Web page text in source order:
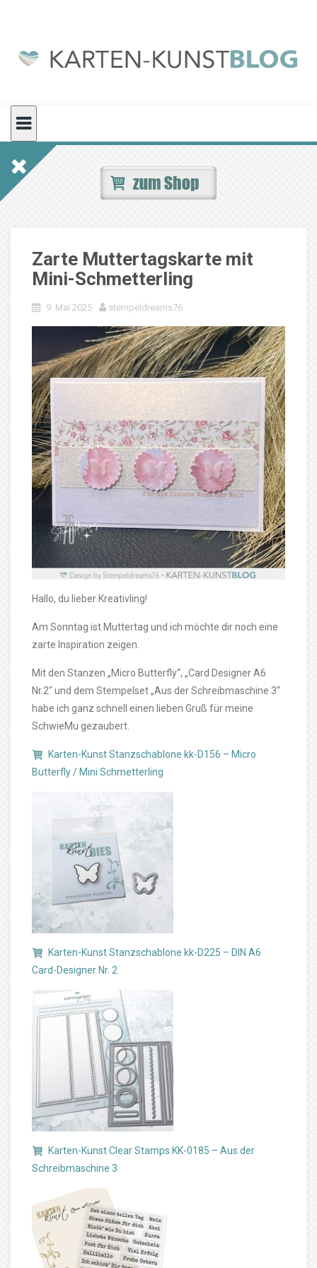
Zarte Muttertagskarte mit
Mini-Schmetterling
9. Mai 2025 stempeldreams76
Hallo, du lieber Kreativling!
Am Sonntag ist Muttertag und ich möchte dir noch eine
zarte Inspiration zeigen.
Mit den Stanzen „Micro Butterfly“, „Card Designer A6
Nr.2“ und dem Stempelset „Aus der Schreibmaschine 3“
habe ich ganz schnell einen lieben Gruß für meine
SchwieMu gezaubert.
Karten-Kunst Stanzschablone kk-D156 – Micro
Butterfly / Mini Schmetterling
Karten-Kunst Stanzschablone kk-D225 – DIN A6
Card-Designer Nr. 2
Karten-Kunst Clear Stamps KK-0185 – Aus der
Schreibmaschine 3